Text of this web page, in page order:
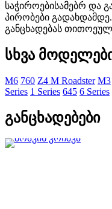
საჭიროებისამებრ და
პირობები
განცხადებას
სხვა
M6 760 Z4 M Roadster M3
Series 1 Series 645 6 Series
განცხადებები